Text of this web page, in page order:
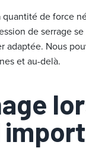
de force
de serrage
adaptée. Nous
et au-delà.